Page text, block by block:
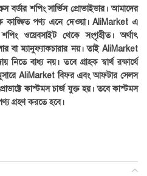
শপিং সার্ভিস প্রোভাইডার। আমাদের
কাঙ্ক্ষিত পণ্য এনে দেওয়া। AliMarket এ
শপিং ওয়েবসাইট থেকে সংগৃহীত। অর্থাৎ
বা ম্যানুফ্যাকচারার নয়। তাই AliMarket
বাধ্য নয়। তবে গ্রাহক স্বার্থ রক্ষার্থে
AliMarket বিফর এবং আফটার সেলস
কাস্টমস চার্জ যুক্ত হয়। তবে কাস্টমস
গ্রহণ করতে হবে।